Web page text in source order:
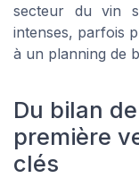
secteur du vin
intenses, parfois
à un planning de
Du bilan
première
clés